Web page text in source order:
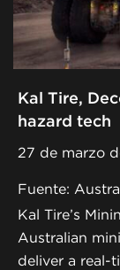
Kal Tire,
hazard tech
27 de marzo
Fuente:
Kal Tire’s
Australian
deliver a real-